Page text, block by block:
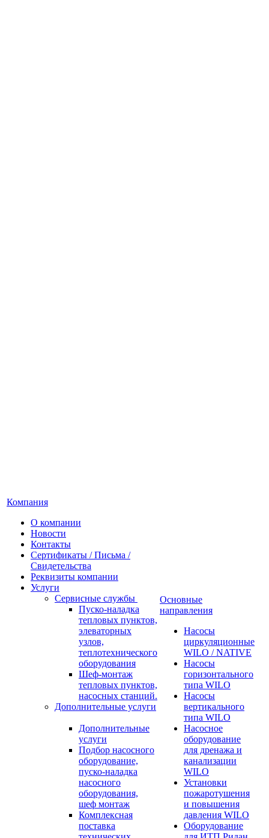
Компания
О компании
Новости
Контакты
Сертификаты / Письма /
Свидетельства
Реквизиты компании
Услуги
Сервисные службы
Пуско-наладка
тепловых пунктов,
элеваторных
узлов,
теплотехнического
оборудования
Шеф-монтаж
тепловых пунктов,
насосных станций.
Дополнительные услуги
Дополнительные
услуги
Подбор насосного
оборудование,
пуско-наладка
насосного
оборудования,
шеф монтаж
Комплексная
поставка
Основные
направления
Насосы
циркуляционные
WILO / NATIVE
Насосы
горизонтального
типа WILO
Насосы
вертикального
типа WILO
Насосное
оборудование
для дренажа и
канализации
WILO
Установки
пожаротушения
и повышения
давления WILO
Оборудование